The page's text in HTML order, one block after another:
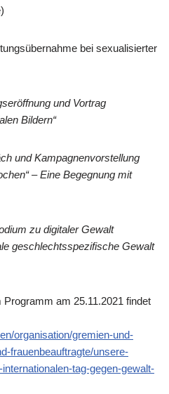
bei sexualisierter
und Vortrag
Bildern“
und Kampagnenvorstellung
– Eine Begegnung mit
zu digitaler Gewalt
geschlechtsspezifische Gewalt
am 25.11.2021 findet
organisation/gremien-und-
frauenbeauftragte/unsere-
tag-gegen-gewalt-